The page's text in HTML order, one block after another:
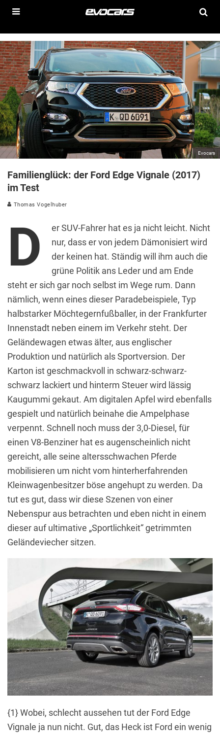
Evocars
Familienglück: der Ford Edge Vignale (2017)
im Test
Thomas Vogelhuber
D
er SUV-Fahrer hat es ja nicht leicht. Nicht
nur, dass er von jedem Dämonisiert wird
der keinen hat. Ständig will ihm auch die
grüne Politik ans Leder und am Ende
steht er sich gar noch selbst im Wege rum. Dann
nämlich, wenn eines dieser Paradebeispiele, Typ
halbstarker Möchtegernfußballer, in der Frankfurter
Innenstadt neben einem im Verkehr steht. Der
Geländewagen etwas älter, aus englischer
Produktion und natürlich als Sportversion. Der
Karton ist geschmackvoll in schwarz-schwarz-
schwarz lackiert und hinterm Steuer wird lässig
Kaugummi gekaut. Am digitalen Apfel wird ebenfalls
gespielt und natürlich beinahe die Ampelphase
verpennt. Schnell noch muss der 3,0-Diesel, für
einen V8-Benziner hat es augenscheinlich nicht
gereicht, alle seine altersschwachen Pferde
mobilisieren um nicht vom hinterherfahrenden
Kleinwagenbesitzer böse angehupt zu werden. Da
tut es gut, dass wir diese Szenen von einer
Nebenspur aus betrachten und eben nicht in einem
dieser auf ultimative „Sportlichkeit“ getrimmten
Geländeviecher sitzen.
{1} Wobei, schlecht aussehen tut der Ford Edge
Vignale ja nun nicht. Gut, das Heck ist Ford ein wenig